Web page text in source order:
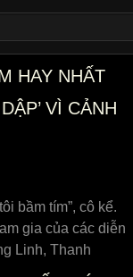
HAY NHẤT
VÌ CẢNH
bầm tím”, cô kể.
gia của các diễn
Linh, Thanh